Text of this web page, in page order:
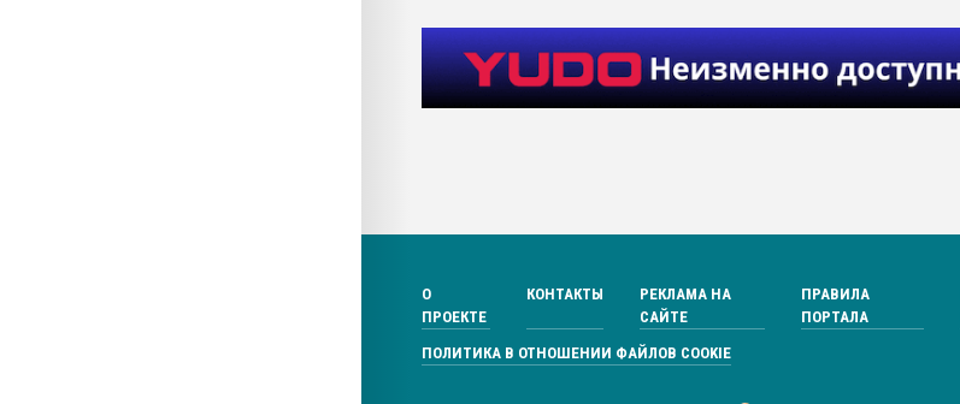
О
ПРОЕКТЕ
КОНТАКТЫ
РЕКЛАМА НА
САЙТЕ
ПРАВИЛА
ПОРТАЛА
ПОЛИТИКА В ОТНОШЕНИИ ФАЙЛОВ COOKIE